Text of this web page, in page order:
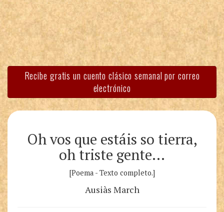
Recibe gratis un cuento clásico semanal por correo
electrónico
Oh vos que estáis so tierra,
oh triste gente…
[Poema - Texto completo.]
Ausiàs March